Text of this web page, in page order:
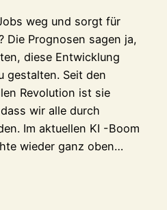
weg und sorgt für
Die Prognosen sagen ja,
diese Entwicklung
gestalten. Seit den
Revolution ist sie
wir alle durch
Im aktuellen KI -Boom
wieder ganz oben…